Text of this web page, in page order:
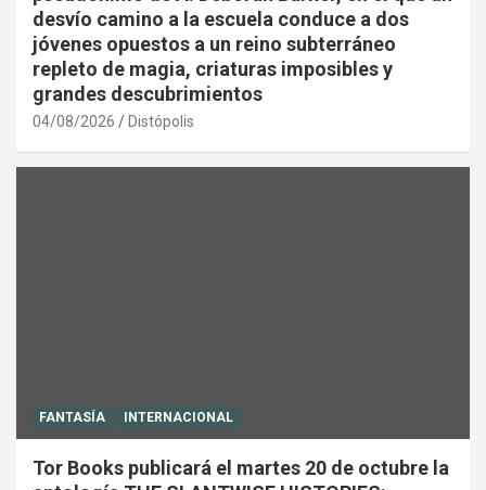
desvío camino a la escuela conduce a dos
jóvenes opuestos a un reino subterráneo
repleto de magia, criaturas imposibles y
grandes descubrimientos
04/08/2026 Distópolis
FANTASÍA INTERNACIONAL
Tor Books publicará el martes 20 de octubre la